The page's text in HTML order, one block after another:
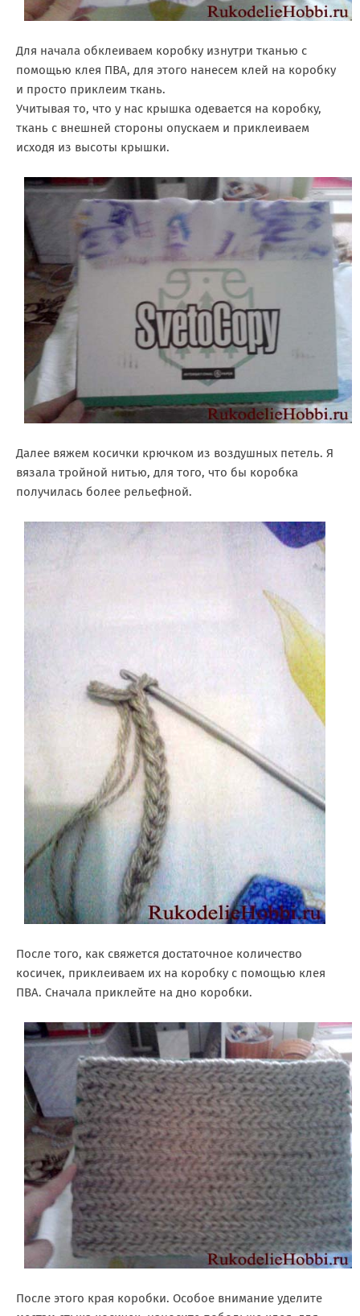
Для начала обклеиваем коробку изнутри тканью с
помощью клея ПВА, для этого нанесем клей на коробку
и просто приклеим ткань.
Учитывая то, что у нас крышка одевается на коробку,
ткань с внешней стороны опускаем и приклеиваем
исходя из высоты крышки.
Далее вяжем косички крючком из воздушных петель. Я
вязала тройной нитью, для того, что бы коробка
получилась более рельефной.
После того, как свяжется достаточное количество
косичек, приклеиваем их на коробку с помощью клея
ПВА. Сначала приклейте на дно коробки.
После этого края коробки. Особое внимание уделите